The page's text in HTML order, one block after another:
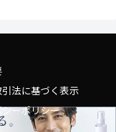
法に基づく表示
ーポリシー